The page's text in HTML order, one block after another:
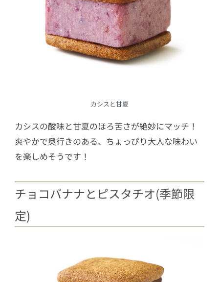
カシスと甘夏
カシスの酸味と甘夏のほろ苦さが絶妙にマッチ！
爽やかで奥行きのある、ちょっぴり大人な味わい
を楽しめそうです！
チョコバナナとピスタチオ(季節限
定)